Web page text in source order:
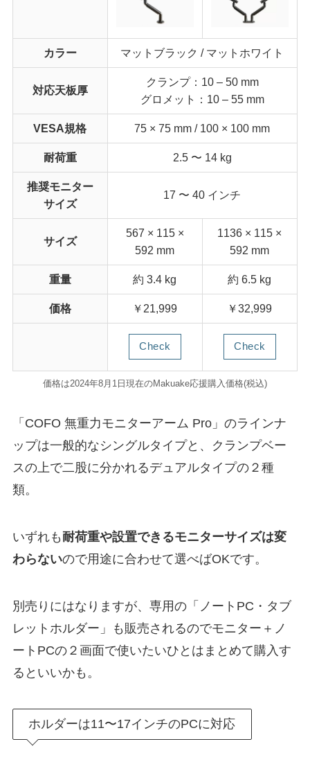
カラー マットブラック / マットホワイト
対応天板厚
クランプ：10 – 50 mm
グロメット：10 – 55 mm
VESA規格 75 × 75 mm / 100 × 100 mm
耐荷重 2.5 〜 14 kg
推奨モニター
サイズ
17 〜 40 インチ
サイズ
567 × 115 ×
592 mm
1136 × 115 ×
592 mm
重量 約 3.4 kg 約 6.5 kg
価格 ￥21,999 ￥32,999
Check Check
価格は2024年8月1日現在のMakuake応援購入価格(税込)
「COFO 無重力モニターアーム Pro」のラインナ
ップは一般的なシングルタイプと、クランプベー
スの上で二股に分かれるデュアルタイプの２種
類。
いずれも 耐荷重や設置できるモニターサイズは変
わらないので用途に合わせて選べばOKです。
別売りにはなりますが、専用の「ノートPC・タブ
レットホルダー」も販売されるのでモニター＋ノ
ートPCの２画面で使いたいひとはまとめて購入す
るといいかも。
ホルダーは11〜17インチのPCに対応